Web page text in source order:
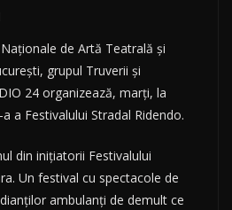
de Artă Teatrală şi
grupul Truverii şi
24 organizează, marţi, la
a Festivalului Stradal Ridendo.
din iniţiatorii Festivalului
Un festival cu spectacole de
ambulanţi de demult ce